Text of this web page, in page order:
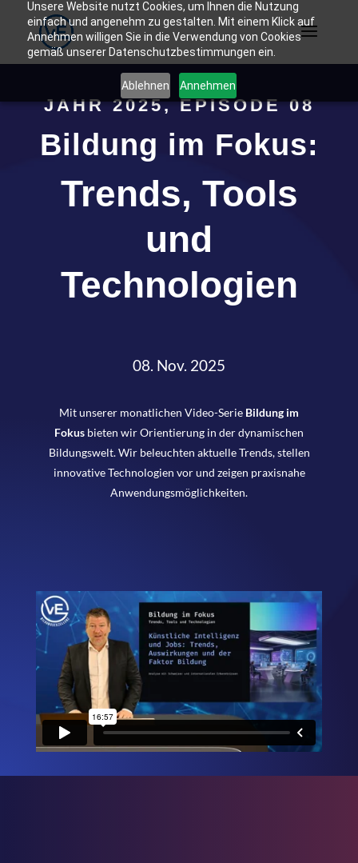
Unsere Website nutzt Cookies, um Ihnen die Nutzung
einfach und angenehm zu gestalten. Mit einem Klick auf
Annehmen willigen Sie in die Verwendung von Cookies
gemäß unserer Datenschutzbestimmungen ein.
Ablehnen Annehmen
JAHR 2025, EPISODE 08
Bildung im Fokus:
Trends, Tools
und
Technologien
08. Nov. 2025
Mit unserer monatlichen Video-Serie Bildung im
Fokus bieten wir Orientierung in der dynamischen
Bildungswelt. Wir beleuchten aktuelle Trends, stellen
innovative Technologien vor und zeigen praxisnahe
Anwendungsmöglichkeiten.